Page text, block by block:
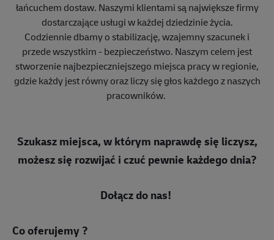
łańcuchem dostaw. Naszymi klientami są największe firmy
dostarczające usługi w każdej dziedzinie życia.
Codziennie dbamy o stabilizację, wzajemny szacunek i
przede wszystkim - bezpieczeństwo. Naszym celem jest
stworzenie najbezpieczniejszego miejsca pracy w regionie,
gdzie każdy jest równy oraz liczy się głos każdego z naszych
pracowników.
Szukasz miejsca, w którym naprawdę się liczysz,
możesz się rozwijać i czuć pewnie każdego dnia?
Dołącz do nas!
Co oferujemy ?